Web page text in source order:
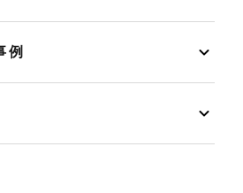
例